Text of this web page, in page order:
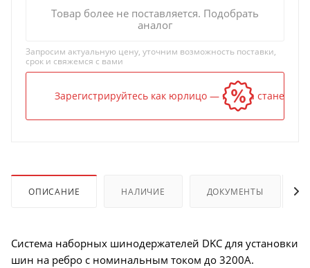
Товар более не поставляется. Подобрать
аналог
Запросим актуальную цену, уточним возможность поставки,
срок и свяжемся с вами
Зарегистрируйтесь как юрлицо — и цена станет
ОПИСАНИЕ НАЛИЧИЕ ДОКУМЕНТЫ
Система наборных шинодержателей DKC для установки
шин на ребро с номинальным током до 3200А.